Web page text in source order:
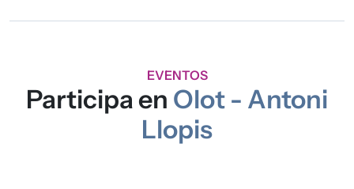
EVENTOS
Participa en Olot - Antoni
Llopis